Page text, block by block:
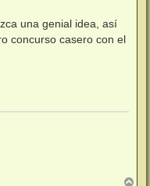
una genial idea, así
concurso casero con el